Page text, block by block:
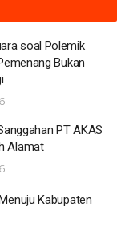
soal Polemik
Bukan
PT AKAS
Alamat
Kabupaten